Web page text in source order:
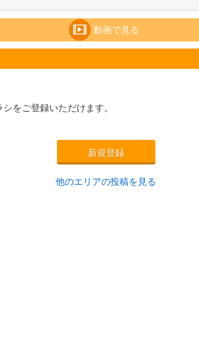
動画で見る
をご登録いただけます。
新規登録
他のエリアの投稿を見る